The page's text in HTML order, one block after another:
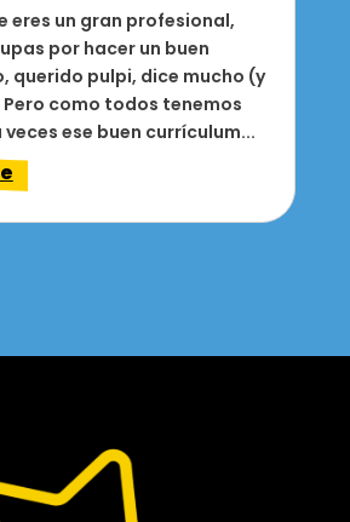
eres un gran profesional,
por hacer un buen
querido pulpi, dice mucho (y
como todos tenemos
ese buen currículum...